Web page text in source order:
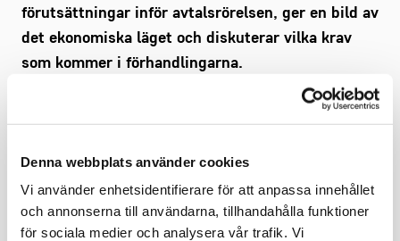
Denna webbplats använder cookies
Vi använder enhetsidentifierare för att anpassa innehållet
och annonserna till användarna, tillhandahålla funktioner
för sociala medier och analysera vår trafik. Vi
förutsättningar inför avtalsrörelsen, ger en bild av
det ekonomiska läget och diskuterar vilka krav
som kommer i förhandlingarna.
Anna Vargö, förhandlingschef Gröna arbetsgivare
Lena-Liisa Tengblad, vd Gröna arbetsgivare
Eva Glückman, vd Grafiska Företagen
Erik Haara, vd TMF, Trä- och Möbelföretagen